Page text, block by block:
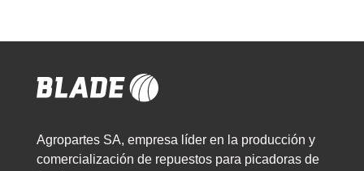
Agropartes SA, empresa líder en la producción y
comercialización de repuestos para picadoras de